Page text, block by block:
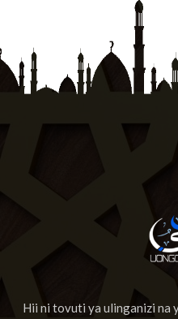
Hii ni tovuti ya ulinganizi na